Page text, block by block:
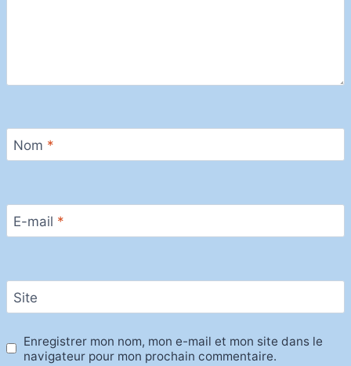
Nom *
E-mail *
Site
Enregistrer mon nom, mon e-mail et mon site dans le
navigateur pour mon prochain commentaire.